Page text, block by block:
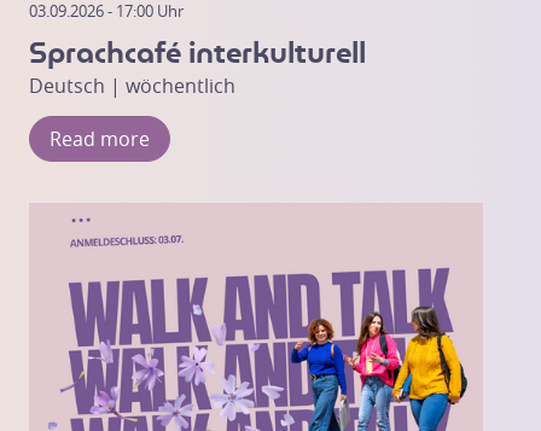
03.09.2026 - 17:00 Uhr
Sprachcafé interkulturell
Deutsch | wöchentlich
Read more